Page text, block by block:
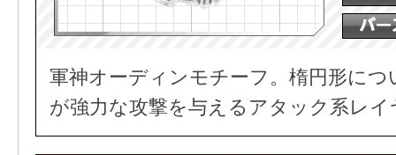
軍神オーディンモチーフ。楕円形に
が強力な攻撃を与えるアタック系レイ